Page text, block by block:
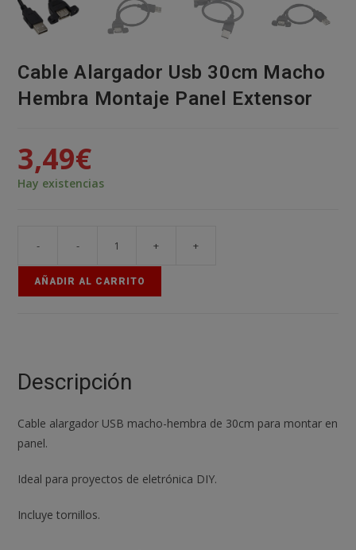
Cable Alargador Usb 30cm Macho
Hembra Montaje Panel Extensor
3,49€
Hay existencias
-
cantidad
- + +
AÑADIR AL CARRITO
Descripción
Cable alargador USB macho-hembra de 30cm para montar en
panel.
Ideal para proyectos de eletrónica DIY.
Incluye tornillos.